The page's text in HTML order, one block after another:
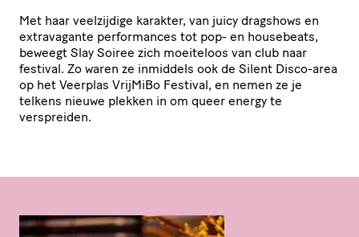
Met haar veelzijdige karakter, van juicy dragshows en
extra­va­gante perfor­mances tot pop- en housebeats,
beweegt Slay Soiree zich moeiteloos van club naar
festival. Zo waren ze inmiddels ook de Silent Disco-area
op het Veerplas VrijMiBo Festival, en nemen ze je
telkens nieuwe plekken in om queer energy te
verspreiden.